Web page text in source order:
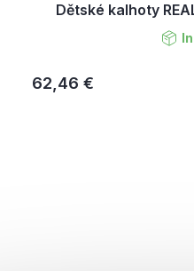
Dětské kalhoty
62,46 €